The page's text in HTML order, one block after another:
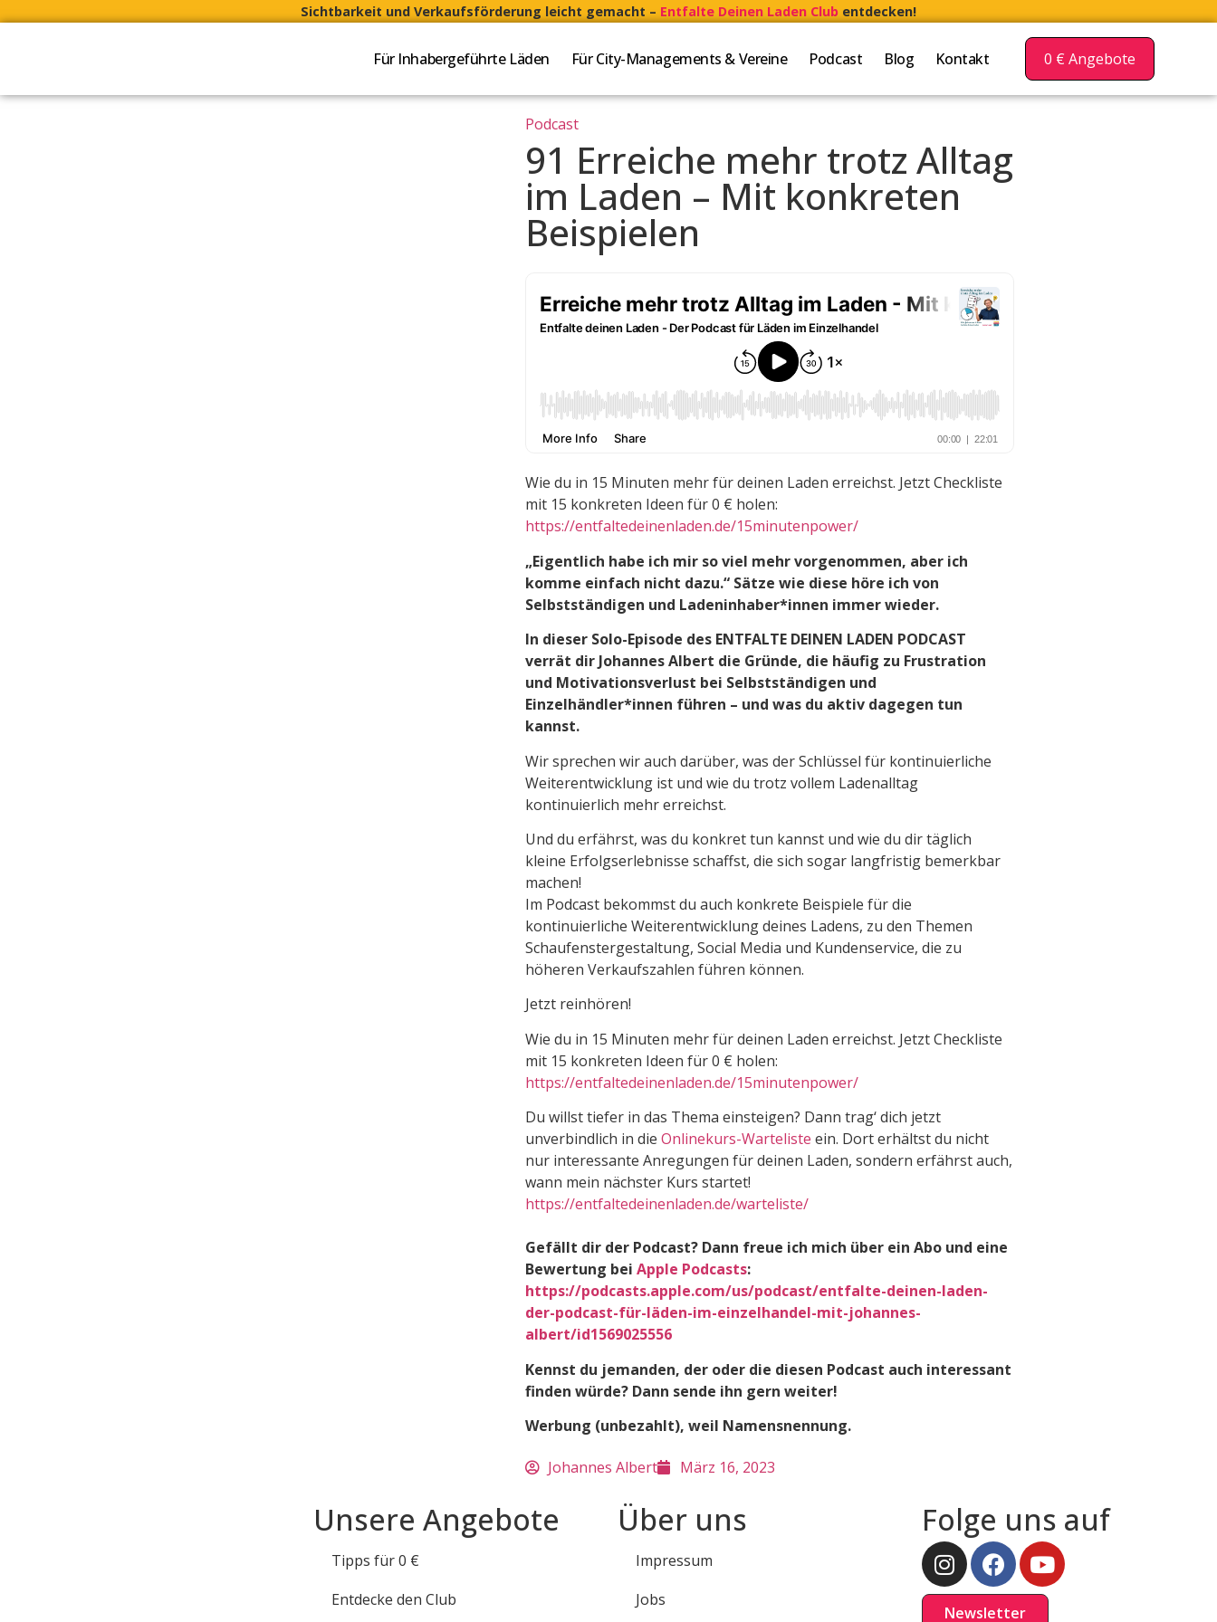
Sichtbarkeit und Verkaufsförderung leicht gemacht – Entfalte Deinen Laden Club entdecken!
Für Inhabergeführte Läden Für City-Managements & Vereine Podcast Blog Kontakt 0 € Angebote
Podcast
91 Erreiche mehr trotz Alltag
im Laden – Mit konkreten
Beispielen
Wie du in 15 Minuten mehr für deinen Laden erreichst. Jetzt Checkliste
mit 15 konkreten Ideen für 0 € holen:
https://entfaltedeinenladen.de/15minutenpower/
„Eigentlich habe ich mir so viel mehr vorgenommen, aber ich
komme einfach nicht dazu.“ Sätze wie diese höre ich von
Selbstständigen und Ladeninhaber*innen immer wieder.
In dieser Solo-Episode des ENTFALTE DEINEN LADEN PODCAST
verrät dir Johannes Albert die Gründe, die häufig zu Frustration
und Motivationsverlust bei Selbstständigen und
Einzelhändler*innen führen – und was du aktiv dagegen tun
kannst.
Wir sprechen wir auch darüber, was der Schlüssel für kontinuierliche
Weiterentwicklung ist und wie du trotz vollem Ladenalltag
kontinuierlich mehr erreichst.
Und du erfährst, was du konkret tun kannst und wie du dir täglich
kleine Erfolgserlebnisse schaffst, die sich sogar langfristig bemerkbar
machen!
Im Podcast bekommst du auch konkrete Beispiele für die
kontinuierliche Weiterentwicklung deines Ladens, zu den Themen
Schaufenstergestaltung, Social Media und Kundenservice, die zu
höheren Verkaufszahlen führen können.
Jetzt reinhören!
Wie du in 15 Minuten mehr für deinen Laden erreichst. Jetzt Checkliste
mit 15 konkreten Ideen für 0 € holen:
https://entfaltedeinenladen.de/15minutenpower/
Du willst tiefer in das Thema einsteigen? Dann trag‘ dich jetzt
unverbindlich in die Onlinekurs-Warteliste ein. Dort erhältst du nicht
nur interessante Anregungen für deinen Laden, sondern erfährst auch,
wann mein nächster Kurs startet!
https://entfaltedeinenladen.de/warteliste/
Gefällt dir der Podcast? Dann freue ich mich über ein Abo und eine
Bewertung bei Apple Podcasts:
https://podcasts.apple.com/us/podcast/entfalte-deinen-laden-
der-podcast-für-läden-im-einzelhandel-mit-johannes-
albert/id1569025556
Kennst du jemanden, der oder die diesen Podcast auch interessant
finden würde? Dann sende ihn gern weiter!
Werbung (unbezahlt), weil Namensnennung.
Johannes Albert März 16, 2023
Unsere Angebote
Tipps für 0 €
Entdecke den Club
Über uns
Impressum
Jobs
Folge uns auf
Newsletter